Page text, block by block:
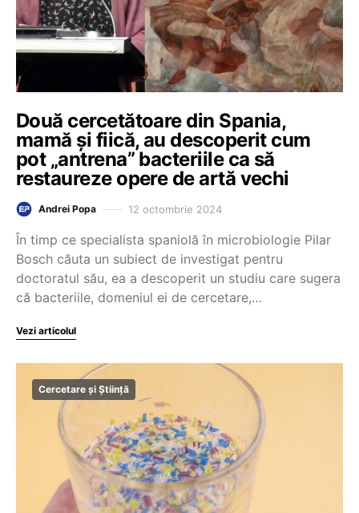
Două cercetătoare din Spania,
mamă și fiică, au descoperit cum
pot „antrena” bacteriile ca să
restaureze opere de artă vechi
Andrei Popa 12 octombrie 2024
În timp ce specialista spaniolă în microbiologie Pilar
Bosch căuta un subiect de investigat pentru
doctoratul său, ea a descoperit un studiu care sugera
că bacteriile, domeniul ei de cercetare,…
Vezi articolul
Cercetare și Știință